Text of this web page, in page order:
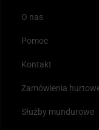
O nas
Pomoc
Kontakt
Zamówienia
Służby mundurowe